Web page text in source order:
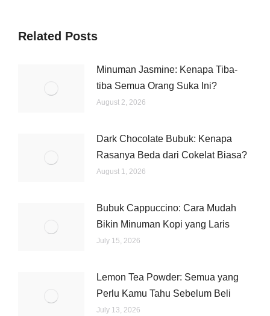
Related Posts
Minuman Jasmine: Kenapa Tiba-
tiba Semua Orang Suka Ini?
August 2, 2026
Dark Chocolate Bubuk: Kenapa
Rasanya Beda dari Cokelat Biasa?
August 1, 2026
Bubuk Cappuccino: Cara Mudah
Bikin Minuman Kopi yang Laris
July 15, 2026
Lemon Tea Powder: Semua yang
Perlu Kamu Tahu Sebelum Beli
July 13, 2026